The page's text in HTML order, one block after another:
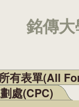
銘傳
有表單(All
處(CPC)